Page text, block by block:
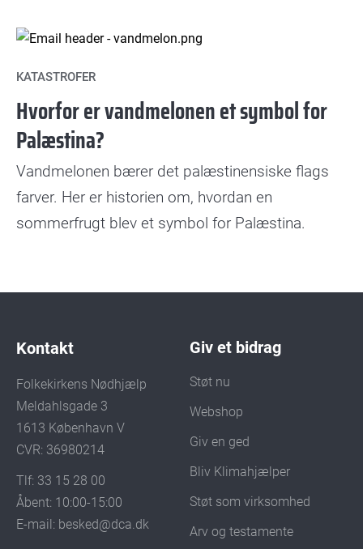
KATASTROFER
Hvorfor er vandmelonen et symbol for
Palæstina?
Vandmelonen bærer det palæstinensiske flags
farver. Her er historien om, hvordan en
sommerfrugt blev et symbol for Palæstina.
Kontakt
Folkekirkens Nødhjælp
Meldahlsgade 3
1613 København V
CVR: 36980214
Tlf: 33 15 28 00
Åbent: 10:00-15:00
E-mail: besked@dca.dk
Giv et bidrag
Støt nu
Webshop
Giv en ged
Bliv Klimahjælper
Støt som virksomhed
Arv og testamente